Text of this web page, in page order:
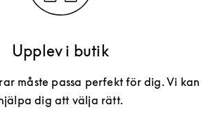
Upplev i butik
måste passa perfekt för dig. Vi kan
dig att välja rätt.